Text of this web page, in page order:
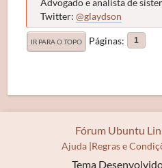
Advogado e analista de
Twitter:@glaydson
IR PARA O TOPO Páginas 1
Tema
Fórum Ubuntu
Ajuda Regras e